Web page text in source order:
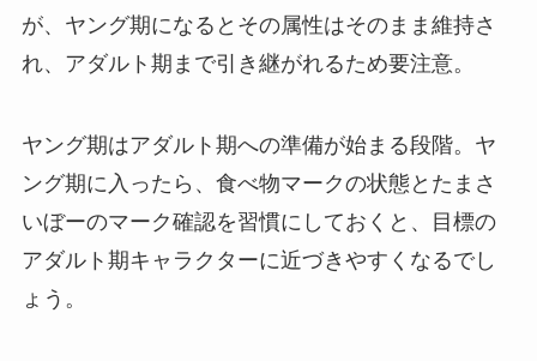
が、ヤング期になるとその属性はそのまま維持さ
れ、アダルト期まで引き継がれるため要注意。
ヤング期はアダルト期への準備が始まる段階。ヤ
ング期に入ったら、食べ物マークの状態とたまさ
いぼーのマーク確認を習慣にしておくと、目標の
アダルト期キャラクターに近づきやすくなるでし
ょう。